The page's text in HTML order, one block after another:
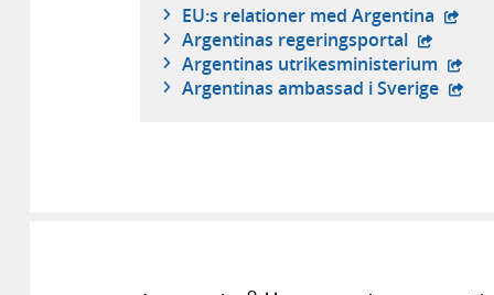
EU:s relationer med Argentina -
Argentinas regeringsportal - extern
Argentinas utrikesministerium -
Argentinas ambassad i Sverige -